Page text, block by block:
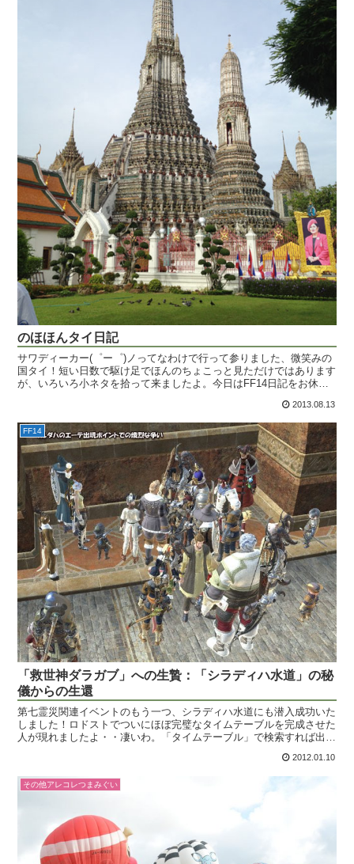
のほほんタイ日記
サワディーカー(゜ー゜)ノってなわけで行って参りました、微笑みの
国タイ！短い日数で駆け足でほんのちょこっと見ただけではあります
が、いろいろ小ネタを拾って来ましたよ。今日はFF14日記をお休み
2013.08.13
FF14
「救世神ダラガブ」への生贄：「シラディハ水道」の秘
儀からの生還
第七霊災関連イベントのもう一つ、シラディハ水道にも潜入成功いた
しました！ロドストでついにほぼ完璧なタイムテーブルを完成させた
人が現れましたよ・・凄いわ。「タイムテーブル」で検索すれば出て
2012.01.10
その他アレコレつまみぐい